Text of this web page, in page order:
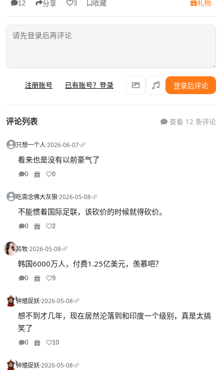
12 分享 3 收藏 礼物
注册账号 已有账号？登录 登录后评论
评论列表 查看 12 条评论
只想一个人·2026-06-07·
看来也是没有以前豪气了
0 0
吃斋念佛大灰狼·2026-05-08·
不能惯着国际足联，该砍价的时候就得砍价。
0 2
呂牧·2026-05-08·
韩国6000万人，付费1.25亿美元，羡慕吧？
0 9
钟馗捉妖·2026-05-08·
想不到才几年，现在居然沦落到和印度一个级别，真是太搞
笑了
0 10
钟馗捉妖·2026-05-08·